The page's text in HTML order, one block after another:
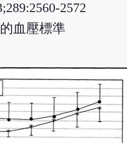
2572
血壓標準